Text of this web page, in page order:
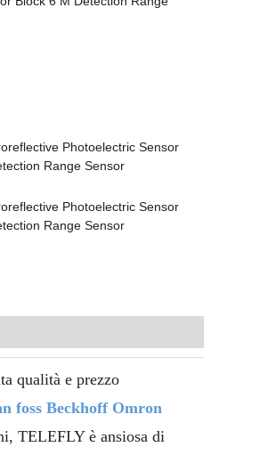
qualità e prezzo
foss Beckhoff Omron
TELEFLY è ansiosa di